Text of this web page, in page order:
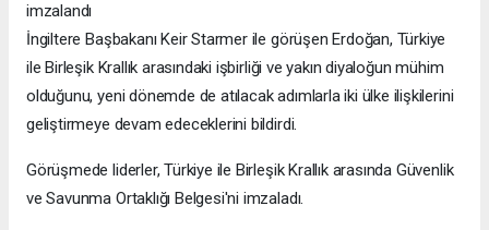
imzalandı
İngiltere Başbakanı Keir Starmer ile görüşen Erdoğan, Türkiye
ile Birleşik Krallık arasındaki işbirliği ve yakın diyaloğun mühim
olduğunu, yeni dönemde de atılacak adımlarla iki ülke ilişkilerini
geliştirmeye devam edeceklerini bildirdi.
Görüşmede liderler, Türkiye ile Birleşik Krallık arasında Güvenlik
ve Savunma Ortaklığı Belgesi'ni imzaladı.